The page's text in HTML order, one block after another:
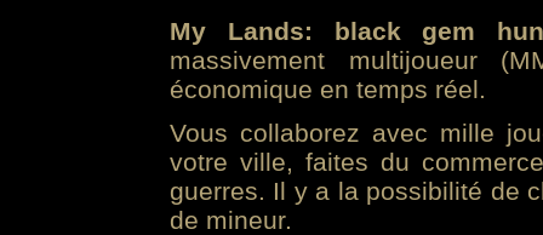
My Lands: black gem
massivement multijoueur
économique en temps réel.
Vous collaborez avec mille
votre ville, faites du
guerres. Il y a la possibilité de
de mineur.